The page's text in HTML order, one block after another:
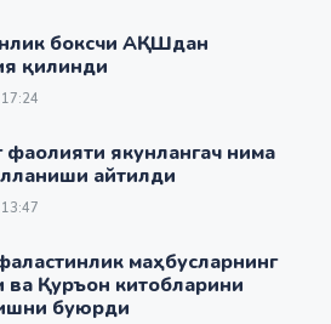
боксчи АҚШдан
қилинди
фаолияти якунлангач нима
айтилди
маҳбусларнинг
ва Қуръон китобларини
буюрди